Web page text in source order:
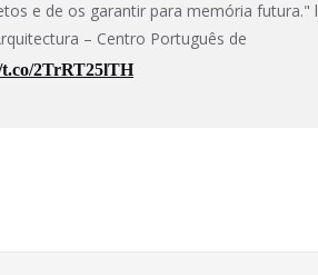
e de os garantir para memória futura." l
– Centro Português de
2TrRT25lTH